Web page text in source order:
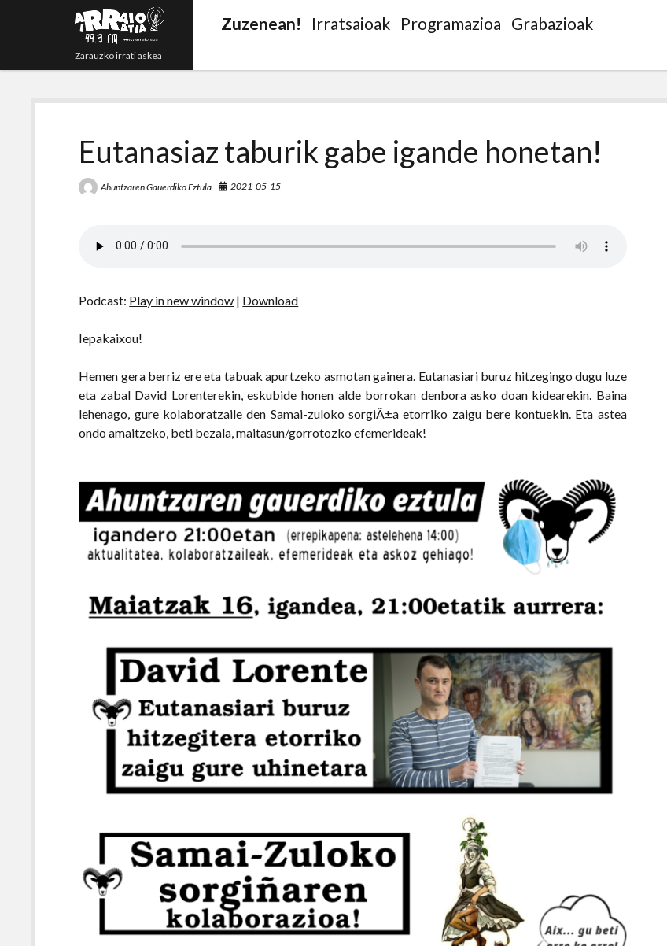
Zarauzko irrati askea
Zuzenean! Irratsaioak Programazioa Grabazioak
Eutanasiaz taburik gabe igande honetan!
Ahuntzaren Gauerdiko Eztula 2021-05-15
Podcast: Play in new window | Download
Iepakaixou!
Hemen gera berriz ere eta tabuak apurtzeko asmotan gainera. Eutanasiari buruz hitzegingo dugu luze
eta zabal David Lorenterekin, eskubide honen alde borrokan denbora asko doan kidearekin. Baina
lehenago, gure kolaboratzaile den Samai-zuloko sorgiÃ±a etorriko zaigu bere kontuekin. Eta astea
ondo amaitzeko, beti bezala, maitasun/gorrotozko efemerideak!